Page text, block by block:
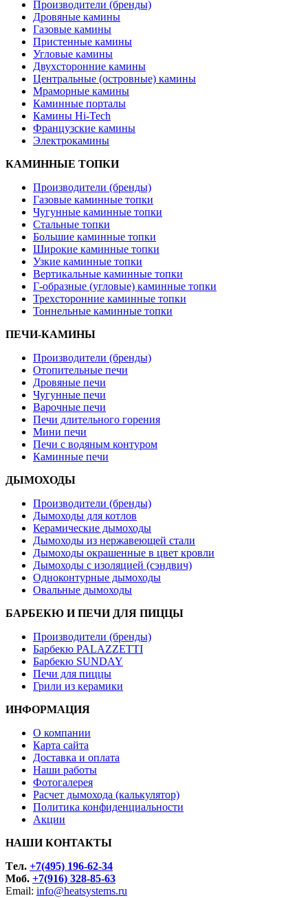
Производители (бренды)
Дровяные камины
Газовые камины
Пристенные камины
Угловые камины
Двухсторонние камины
Центральные (островные) камины
Мраморные камины
Каминные порталы
Камины Hi-Tech
Французские камины
Электрокамины
КАМИННЫЕ ТОПКИ
Производители (бренды)
Газовые каминные топки
Чугунные каминные топки
Стальные топки
Большие каминные топки
Широкие каминные топки
Узкие каминные топки
Вертикальные каминные топки
Г-образные (угловые) каминные топки
Трехсторонние каминные топки
Тоннельные каминные топки
ПЕЧИ-КАМИНЫ
Производители (бренды)
Отопительные печи
Дровяные печи
Чугунные печи
Варочные печи
Печи длительного горения
Мини печи
Печи с водяным контуром
Каминные печи
ДЫМОХОДЫ
Производители (бренды)
Дымоходы для котлов
Керамические дымоходы
Дымоходы из нержавеющей стали
Дымоходы окрашенные в цвет кровли
Дымоходы с изоляцией (сэндвич)
Одноконтурные дымоходы
Овальные дымоходы
БАРБЕКЮ И ПЕЧИ ДЛЯ ПИЦЦЫ
Производители (бренды)
Барбекю PALAZZETTI
Барбекю SUNDAY
Печи для пиццы
Грили из керамики
ИНФОРМАЦИЯ
О компании
Карта сайта
Доставка и оплата
Наши работы
Фотогалерея
Расчет дымохода (калькулятор)
Политика конфиденциальности
Акции
НАШИ КОНТАКТЫ
Tел. +7(495) 196-62-34
Моб. +7(916) 328-85-63
Email: info@heatsystems.ru